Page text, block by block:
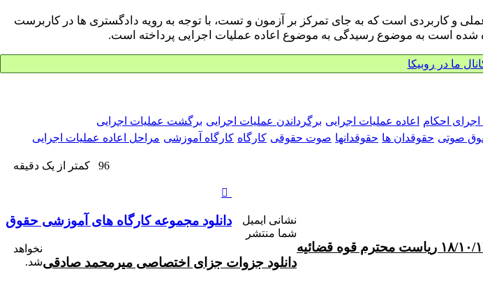
و کاربردی است که به جای تمرکز بر آزمون و تست، با توجه به رویه دادگستری ها در کاربرست
است به موضوع رسیدگی به موضوع اعاده عملیات اجرایی پرداخته است.
ما در روبیکا
اجرای احکام اعاده عملیات اجرایی برگرداندن عملیات اجرایی برگشت عملیات اجرایی
صوتی حقوقدان ها حقوقدانها صوت حقوقی کارگاه کارگاه آموزشی مراحل اعاده عملیات اجرایی
96 کمتر از یک دقیقه
کارگاه
های
حقوق
دانلود مجموعه کارگاه های آموزشی حقوق
دانلود جزوات جزای اختصاصی میرمحمد صادقی
نشانی ایمیل
شما منتشر
نخواهد
شد.